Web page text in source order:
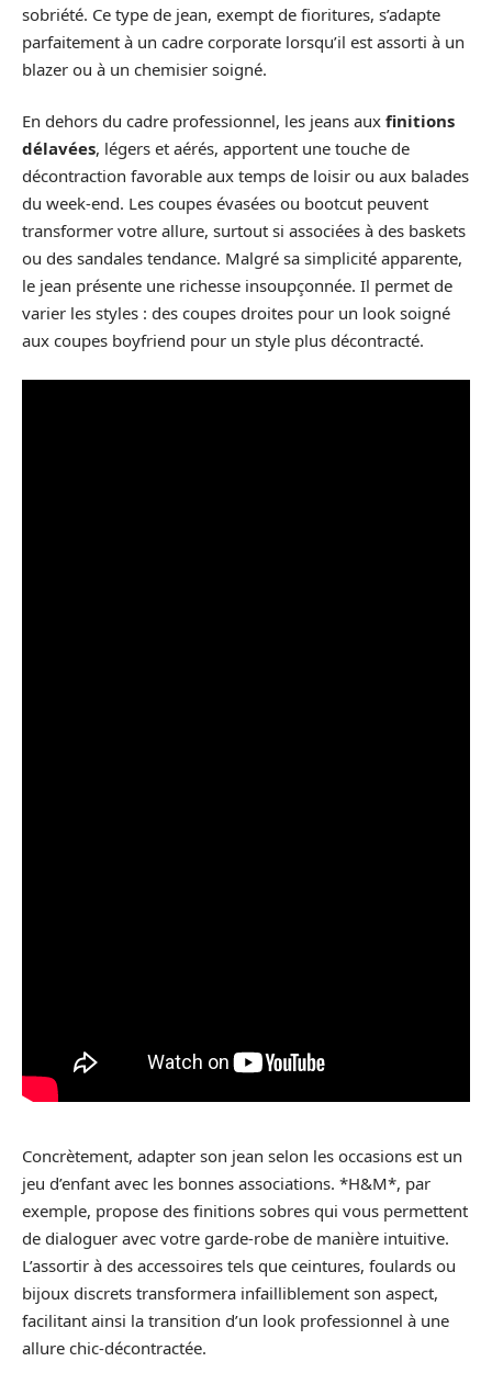
sobriété. Ce type de jean, exempt de fioritures, s’adapte
parfaitement à un cadre corporate lorsqu’il est assorti à un
blazer ou à un chemisier soigné.
En dehors du cadre professionnel, les jeans aux finitions
délavées, légers et aérés, apportent une touche de
décontraction favorable aux temps de loisir ou aux balades
du week-end. Les coupes évasées ou bootcut peuvent
transformer votre allure, surtout si associées à des baskets
ou des sandales tendance. Malgré sa simplicité apparente,
le jean présente une richesse insoupçonnée. Il permet de
varier les styles : des coupes droites pour un look soigné
aux coupes boyfriend pour un style plus décontracté.
Concrètement, adapter son jean selon les occasions est un
jeu d’enfant avec les bonnes associations. *H&M*, par
exemple, propose des finitions sobres qui vous permettent
de dialoguer avec votre garde-robe de manière intuitive.
L’assortir à des accessoires tels que ceintures, foulards ou
bijoux discrets transformera infailliblement son aspect,
facilitant ainsi la transition d’un look professionnel à une
allure chic-décontractée.